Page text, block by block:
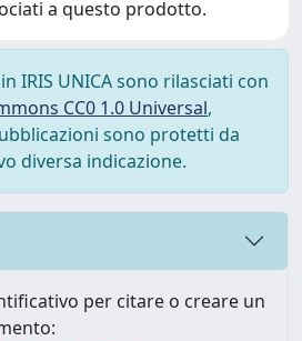
a questo prodotto.
IRIS UNICA sono rilasciati con
CC0 1.0 Universal,
sono protetti da
diversa indicazione.
per citare o creare un